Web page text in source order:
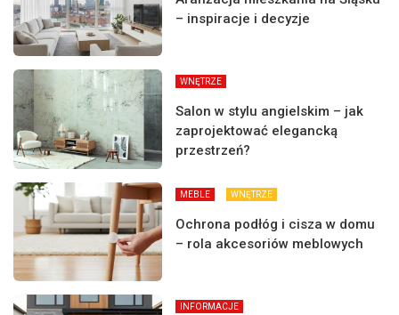
– inspiracje i decyzje
WNĘTRZE
Salon w stylu angielskim – jak
zaprojektować elegancką
przestrzeń?
MEBLE WNĘTRZE
Ochrona podłóg i cisza w domu
– rola akcesoriów meblowych
INFORMACJE